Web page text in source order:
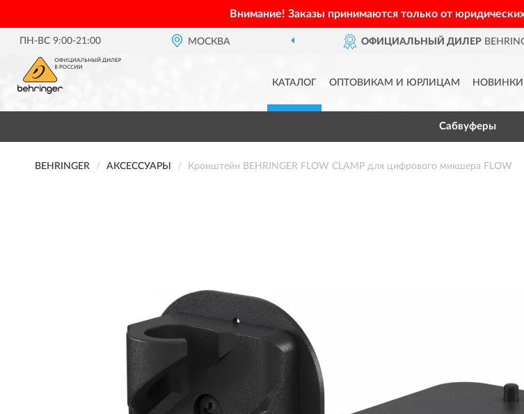
Внимание! Заказы принимаются только от
ПН-ВС 9:00-21:00 МОСКВА ОФИЦИАЛЬНЫЙ ДИЛЕР
КАТАЛОГ ОПТОВИКАМ И ЮРЛИЦАМ НОВИНКИ
Сабвуферы
BEHRINGER АКСЕССУАРЫ Кронштейн BEHRINGER FLOW CLAMP для цифрового микшера FLOW